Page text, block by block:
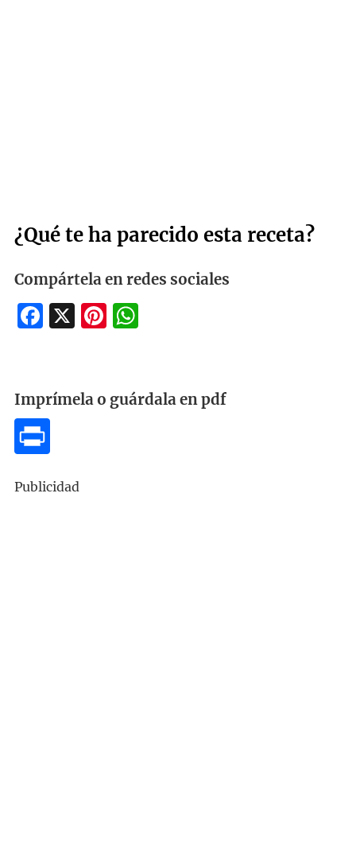
¿Qué te ha parecido esta receta?
Compártela en redes sociales
Facebook
X Pinterest
WhatsApp
Imprímela o guárdala en pdf
Publicidad